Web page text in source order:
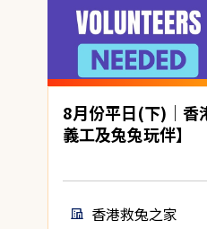
8月份平日(下)｜香港救
義工及兔兔玩伴】
香港救兔之家